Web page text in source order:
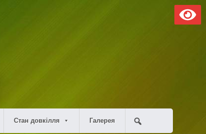
Стан довкілля Галерея